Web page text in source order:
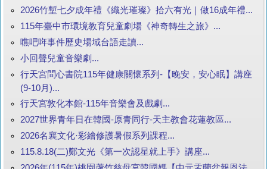
2026竹塹七夕成年禮《織光璀璨》拾六有光｜做16成年禮...
115年臺中市環境教育兒童劇場《神奇轉生之旅》...
噍吧哖事件歷史場域台語走讀...
小回聲兒童音樂劇...
行天宮問心書院115年健康關懷系列-【晚安，安心眠】講座
(9-10月)...
行天宮敦化本館-115年音樂會及戲劇...
2027世界青年日在韓國-原青同行-天主教會花蓮教區...
2026名襄文化·彩繪修護暑假系列課程...
115.8.18(二)鄭文光《第一次認星就上手》講座...